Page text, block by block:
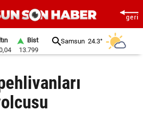
Bist
13.799
Samsun 24.3°